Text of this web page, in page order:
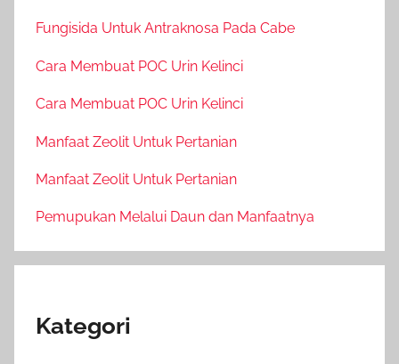
Fungisida Untuk Antraknosa Pada Cabe
Cara Membuat POC Urin Kelinci
Cara Membuat POC Urin Kelinci
Manfaat Zeolit Untuk Pertanian
Manfaat Zeolit Untuk Pertanian
Pemupukan Melalui Daun dan Manfaatnya
Kategori